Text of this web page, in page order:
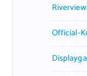
Official-